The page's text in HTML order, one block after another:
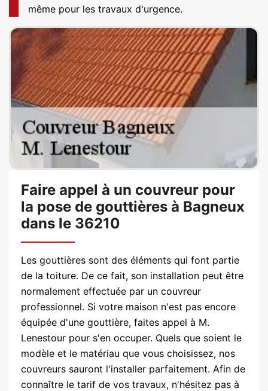
même pour les travaux d'urgence.
Faire appel à un couvreur pour
la pose de gouttières à Bagneux
dans le 36210
Les gouttières sont des éléments qui font partie
de la toiture. De ce fait, son installation peut être
normalement effectuée par un couvreur
professionnel. Si votre maison n'est pas encore
équipée d'une gouttière, faites appel à M.
Lenestour pour s'en occuper. Quels que soient le
modèle et le matériau que vous choisissez, nos
couvreurs sauront l'installer parfaitement. Afin de
connaître le tarif de vos travaux, n'hésitez pas à